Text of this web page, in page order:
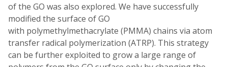
of the GO was also explored. We have successfully
modified the surface of GO
with polymethylmethacrylate (PMMA) chains via atom
transfer radical polymerization (ATRP). This strategy
can be further exploited to grow a large range of